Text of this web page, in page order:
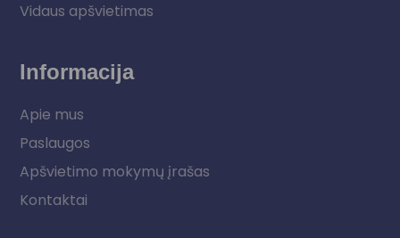
Vidaus apšvietimas
Informacija
Apie mus
Paslaugos
Apšvietimo mokymų įrašas
Kontaktai